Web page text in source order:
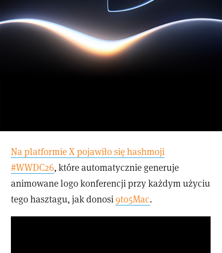
Na platformie X pojawiło się hashmoji
#WWDC26, które automatycznie generuje
animowane logo konferencji przy każdym użyciu
tego hasztagu, jak donosi9to5Mac.